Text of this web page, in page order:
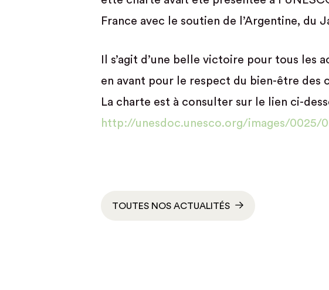
France avec le soutien de l’Argentine, du
Il s’agit d’une belle victoire pour tous les
en avant pour le respect du bien-être des
La charte est à consulter sur le lien ci-
http://unesdoc.unesco.org/images/0025/
TOUTES NOS ACTUALITÉS